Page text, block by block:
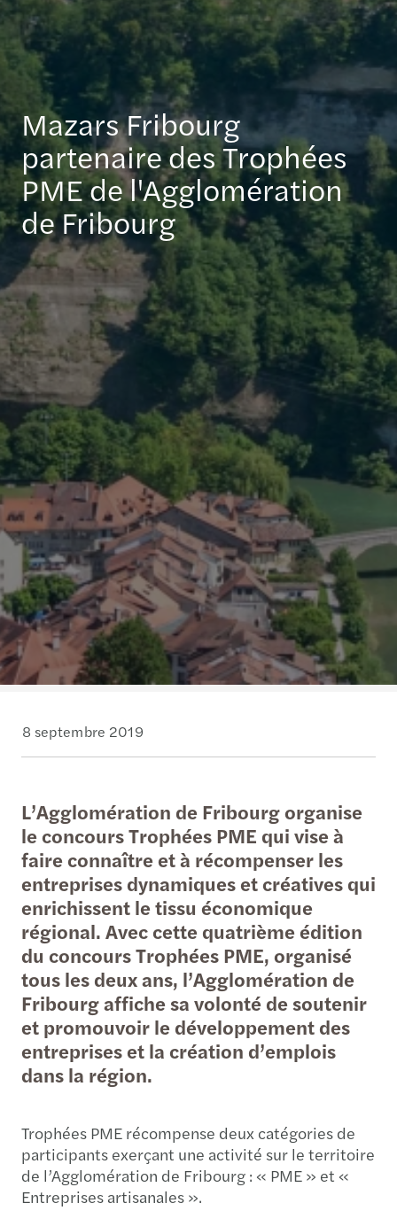
Mazars Fribourg
partenaire des Trophées
PME de l'Agglomération
de Fribourg
8 septembre 2019
L’Agglomération de Fribourg organise
le concours Trophées PME qui vise à
faire connaître et à récompenser les
entreprises dynamiques et créatives qui
enrichissent le tissu économique
régional. Avec cette quatrième édition
du concours Trophées PME, organisé
tous les deux ans, l’Agglomération de
Fribourg affiche sa volonté de soutenir
et promouvoir le développement des
entreprises et la création d’emplois
dans la région.
Trophées PME récompense deux catégories de
participants exerçant une activité sur le territoire
de l’Agglomération de Fribourg : « PME » et «
Entreprises artisanales ».